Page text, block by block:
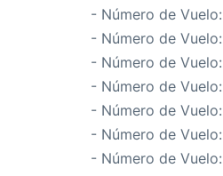
- Número de Vuelo:
- Número de Vuelo:
- Número de Vuelo:
- Número de Vuelo:
- Número de Vuelo:
- Número de Vuelo:
- Número de Vuelo: